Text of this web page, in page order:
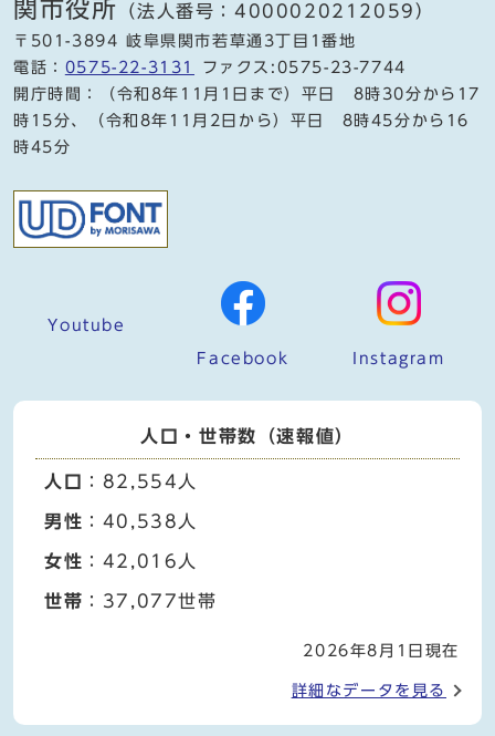
関市役所 （法人番号：4000020212059）
〒501-3894 岐阜県関市若草通3丁目1番地
電話： 0575-22-3131
ファクス:0575-23-7744
開庁時間：（令和8年11月1日まで）平日 8時30分から17
時15分、（令和8年11月2日から）平日 8時45分から16
時45分
Youtube
Facebook Instagram
人口・世帯数（速報値）
人口 ：82,554人
男性 ：40,538人
女性 ：42,016人
世帯 ：37,077世帯
2026年8月1日現在
詳細なデータを見る